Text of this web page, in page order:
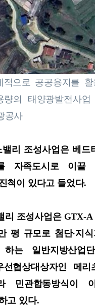
으로 공공용지를 활
량의 태양광발전사
공사
리 조성사업은 베드
자족도시로 이끌
척이 있다고 들었다.
리 조성사업은 GTX-
평 규모로 첨단·지
하는 일반지방산업
협상대상자인 메리
민관합동방식이
고 있다.